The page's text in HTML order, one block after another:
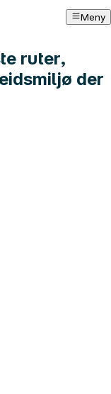
Meny
ruter,
der